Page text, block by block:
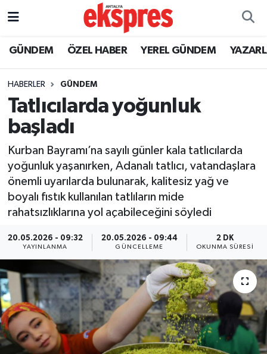
GÜNDEM ÖZEL HABER YEREL GÜNDEM
HABERLER GÜNDEM
Tatlıcılarda yoğunluk
başladı
Kurban Bayramı’na sayılı günler kala tatlıcılarda
yoğunluk yaşanırken, Adanalı tatlıcı, vatandaşlara
önemli uyarılarda bulunarak, kalitesiz yağ ve
boyalı fıstık kullanılan tatlıların mide
rahatsızlıklarına yol açabileceğini söyledi
20.05.2026 - 09:32
YAYINLANMA
20.05.2026 - 09:44
GÜNCELLEME
2 DK
OKUNMA SÜRESI
ÖZEL HABER
YEREL GÜNDEM
EKONOMİ
KÜLTÜR - SANAT
SPOR
SAĞLIK
DÜNYA
EĞİTİM
TURİZM
Nöbetçi Eczaneler
Trafik Durumu
Süper Lig Puan Durumu ve Fikstür
Tüm Manşetler
Son Dakika Haberleri